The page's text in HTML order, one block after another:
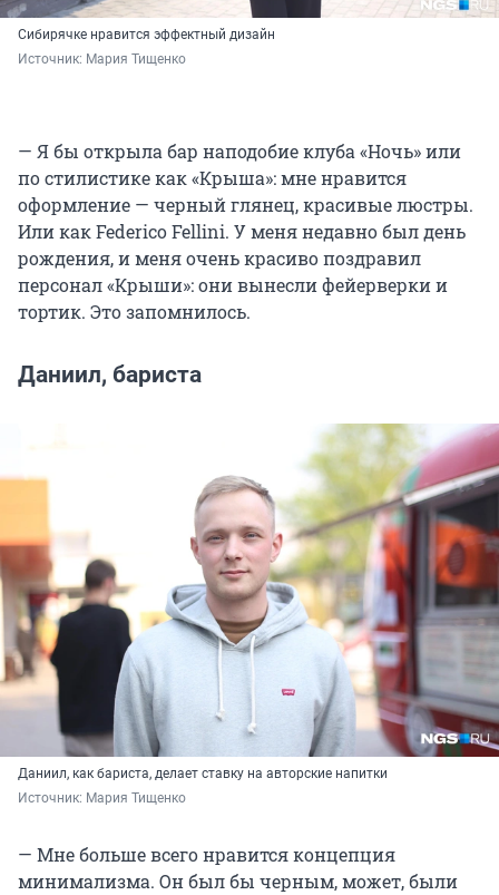
Сибирячке нравится эффектный дизайн
Источник: Мария Тищенко
— Я бы открыла бар наподобие клуба «Ночь» или
по стилистике как «Крыша»: мне нравится
оформление — черный глянец, красивые люстры.
Или как Federico Fellini. У меня недавно был день
рождения, и меня очень красиво поздравил
персонал «Крыши»: они вынесли фейерверки и
тортик. Это запомнилось.
Даниил, бариста
Даниил, как бариста, делает ставку на авторские напитки
Источник: Мария Тищенко
— Мне больше всего нравится концепция
минимализма. Он был бы черным, может, были